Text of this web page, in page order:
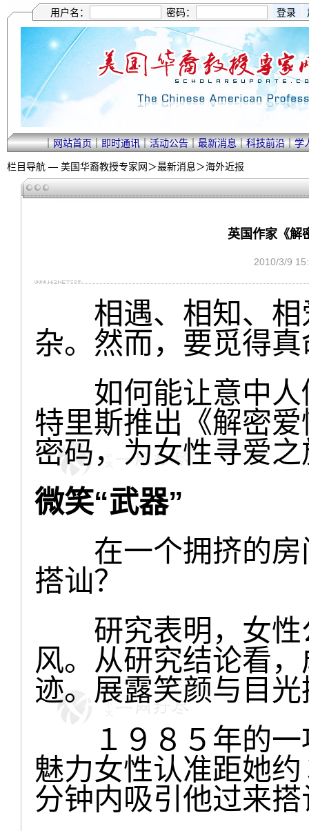
用户名： 密码：
｜网站首页｜即时通讯｜活动公告｜最新消息｜科技前沿｜学
栏目导航 — 美国华裔教授专家网＞最新消息＞海外近报
英国作家《解
2010/3/9
相遇、相知、相
杂。然而，要觅得
如何能让意中人
特里斯推出《解密
密码，为女性寻爱之
微笑“武器”
在一个拥挤的房
搭讪？
研究表明，女性
风。从研究结论看
迹。展露笑颜与目
１９８５年的一
魅力女性认准距她
分钟内吸引他过来